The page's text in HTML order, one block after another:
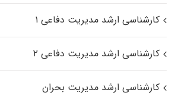
کارشناسی ارشد مدیریت دفاعی ۱
کارشناسی ارشد مدیریت دفاعی ۲
کارشناسی ارشد مدیریت بحران